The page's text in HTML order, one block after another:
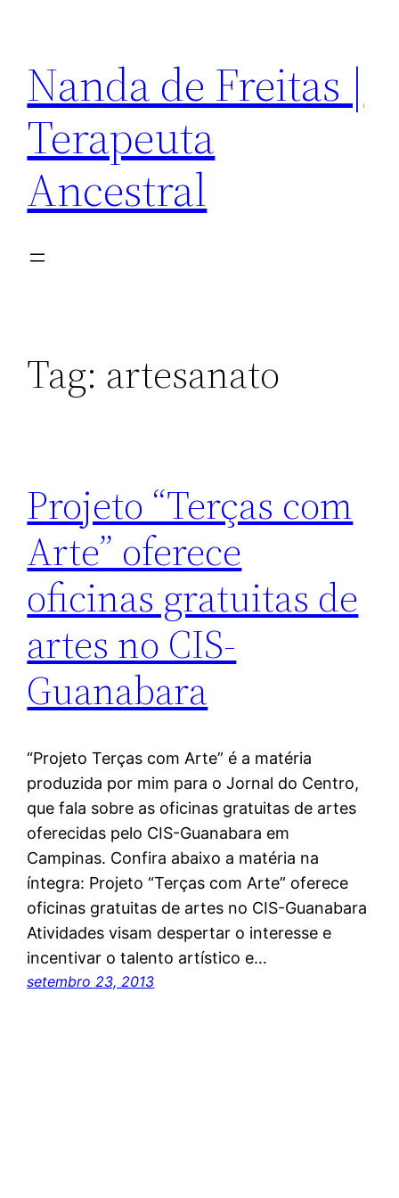
conteúdo
Nanda de Freitas |
Terapeuta
Ancestral
Tag: artesanato
Projeto “Terças com
Arte” oferece
oficinas gratuitas de
artes no CIS-
Guanabara
“Projeto Terças com Arte” é a matéria
produzida por mim para o Jornal do Centro,
que fala sobre as oficinas gratuitas de artes
oferecidas pelo CIS-Guanabara em
Campinas. Confira abaixo a matéria na
íntegra: Projeto “Terças com Arte” oferece
oficinas gratuitas de artes no CIS-Guanabara
Atividades visam despertar o interesse e
incentivar o talento artístico e…
setembro 23, 2013